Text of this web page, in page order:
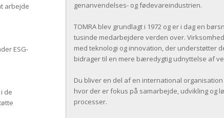
arbejde
ESG-
de
genanvendelses- og fødevareindustrien.
TOMRA blev grundlagt i 1972 og er i dag en
tusinde medarbejdere verden over.
med teknologi og innovation, der understøtter
bidrager til en mere bæredygtig udnyttelse af
Du bliver en del af en international
hvor der er fokus på samarbejde, udvikling og
processer.